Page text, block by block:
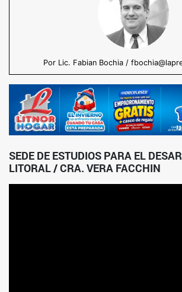
Por Lic. Fabian Bochia /
SEDE DE ESTUDIOS PARA EL
LITORAL / CRA. VERA FACCHIN